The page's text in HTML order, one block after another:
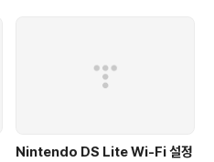
Nintendo DS Lite Wi-Fi 설정